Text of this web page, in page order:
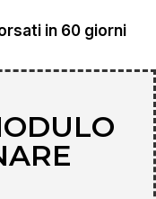
in 60 giorni